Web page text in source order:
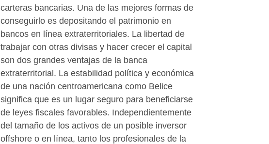
carteras bancarias. Una de las mejores formas de
conseguirlo es depositando el patrimonio en
bancos en línea extraterritoriales. La libertad de
trabajar con otras divisas y hacer crecer el capital
son dos grandes ventajas de la banca
extraterritorial. La estabilidad política y económica
de una nación centroamericana como Belice
significa que es un lugar seguro para beneficiarse
de leyes fiscales favorables. Independientemente
del tamaño de los activos de un posible inversor
offshore o en línea, tanto los profesionales de la